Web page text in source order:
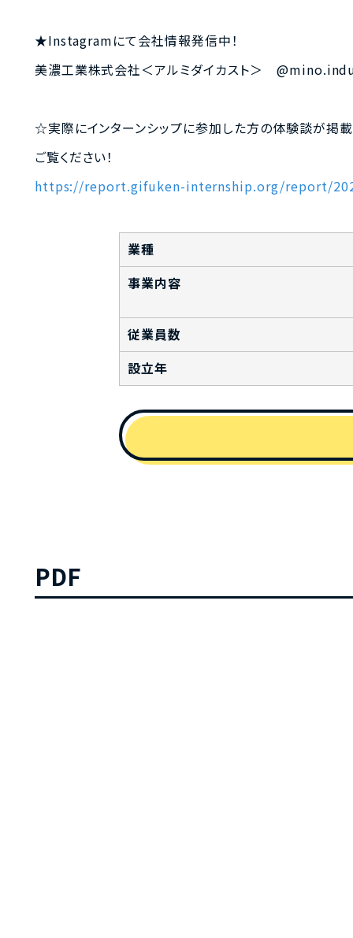
★Instagramにて会社情報発信中！
美濃工業株式会社＜アルミダイカスト＞
☆実際にインターンシップに参加した方の体験談が掲載
ご覧ください！
https://report.gifuken-internship.org/report/
業種
事業内容
従業員数
設立年
PDF